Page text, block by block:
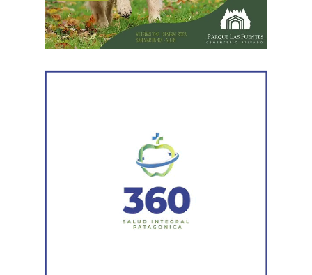
Posteriormente, personal del Gabinete de Criminalística
realizó las diligencias periciales correspondientes, entre
ellas el registro fotográfico de las prendas utilizadas por
investigación que continúa bajo la órbita del Ministerio